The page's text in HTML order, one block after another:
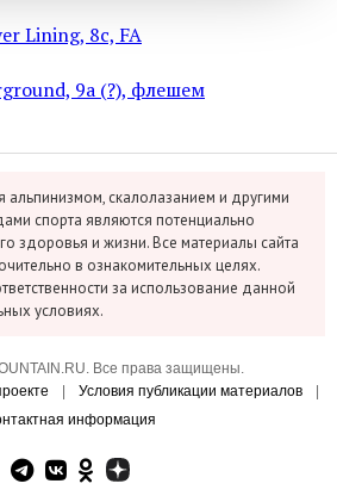
Lining, 8c, FA
9a (?), флешем
альпинизмом, скалолазанием и другими
спорта являются потенциально
здоровья и жизни. Все материалы сайта
в ознакомительных целях.
за использование данной
условиях.
Все права защищены.
Условия публикации материалов
информация